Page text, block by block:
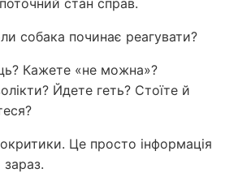
стан справ.
собака починає реагувати?
Кажете «не можна»?
Йдете геть? Стоїте й
Це просто інформація